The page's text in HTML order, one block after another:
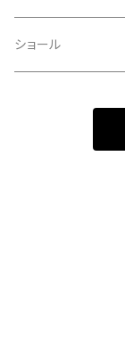
二部式
ショール